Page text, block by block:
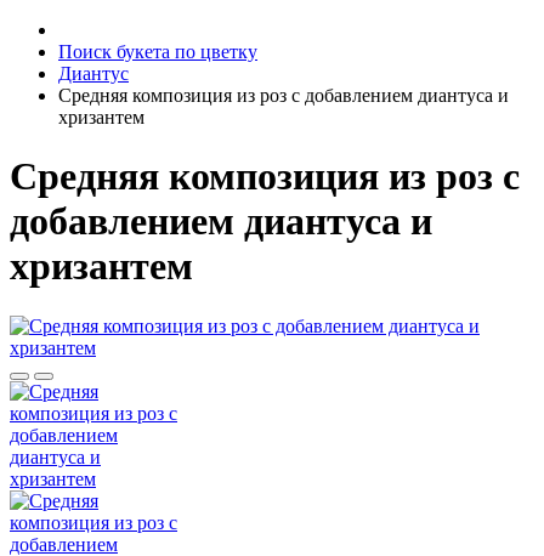
Поиск букета по цветку
Диантус
Средняя композиция из роз c добавлением диантуса и
хризантем
Средняя композиция из роз c
добавлением диантуса и
хризантем